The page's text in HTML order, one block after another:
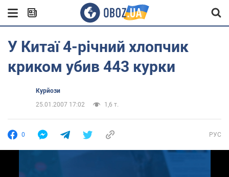
У Китаї 4-річний хлопчик
криком убив 443 курки
Курйози
25.01.2007 17:02
1,6 т.
0 РУС